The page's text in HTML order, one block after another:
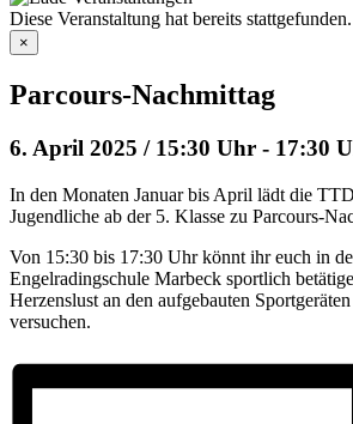
Diese Veranstaltung hat bereits stattgefunden.
×
Parcours-Nachmittag
6. April 2025 / 15:30 Uhr - 17:30
In den Monaten Januar bis April lädt die
Jugendliche ab der 5. Klasse zu Parcours-
Von 15:30 bis 17:30 Uhr könnt ihr euch in
Engelradingschule Marbeck sportlich
Herzenslust an den aufgebauten
versuchen.